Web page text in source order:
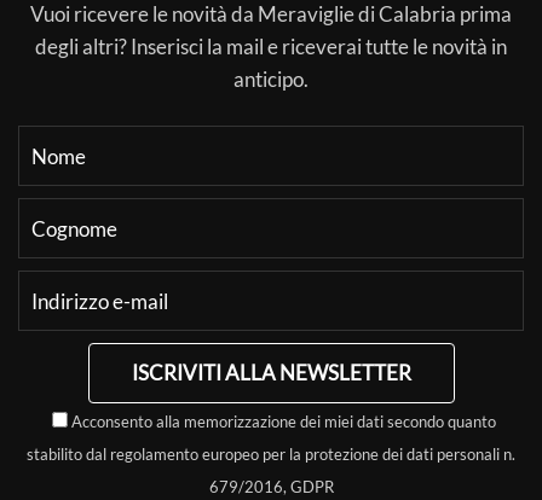
Vuoi ricevere le novità da Meraviglie di Calabria prima
degli altri? Inserisci la mail e riceverai tutte le novità in
anticipo.
ISCRIVITI ALLA NEWSLETTER
Acconsento alla memorizzazione dei miei dati secondo quanto
stabilito dal regolamento europeo per la protezione dei dati personali n.
679/2016, GDPR